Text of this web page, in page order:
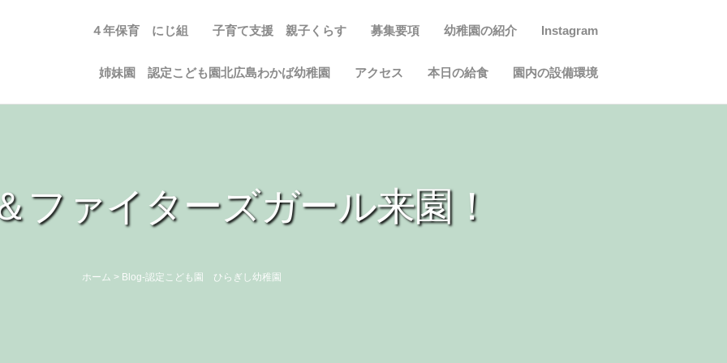
Instagram
幼稚園の紹介
募集要項
子育て支援 親子くらす
４年保育 にじ組
園内の設備環境
本日の給食
アクセス
姉妹園 認定こども園北広島わかば幼稚園
ファイターズガール来園！
ホーム > Blog-認定こども園 ひらぎし幼稚園